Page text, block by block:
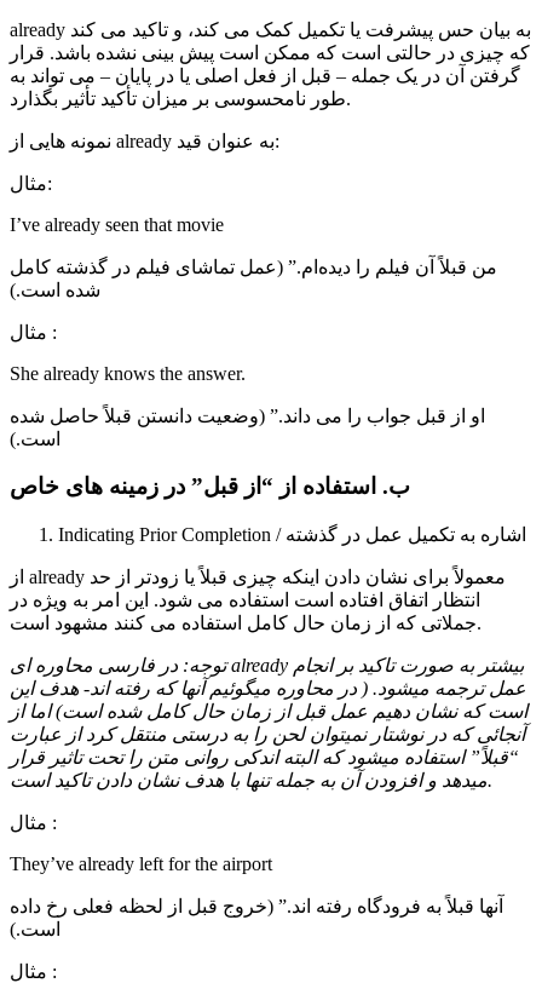
already به بیان حس پیشرفت یا تکمیل کمک می کند، و تاکید می کند
که چیزی در حالتی است که ممکن است پیش بینی نشده باشد. قرار
گرفتن آن در یک جمله – قبل از فعل اصلی یا در پایان – می تواند به
طور نامحسوسی بر میزان تأکید تأثیر بگذارد.
نمونه هایی از already به عنوان قید:
مثال:
I’ve already seen that movie
من قبلاً آن فیلم را دیده‌ام.” (عمل تماشای فیلم در گذشته کامل
شده است.)
مثال :
She already knows the answer.
او از قبل جواب را می داند.” (وضعیت دانستن قبلاً حاصل شده
است.)
ب. استفاده از “از قبل” در زمینه های خاص
Indicating Prior Completion / اشاره به تکمیل عمل در گذشته
از already معمولاً برای نشان دادن اینکه چیزی قبلاً یا زودتر از حد
انتظار اتفاق افتاده است استفاده می شود. این امر به ویژه در
جملاتی که از زمان حال کامل استفاده می کنند مشهود است.
توجه: در فارسی محاوره ایalready
عمل ترجمه میشود. ( در محاوره میگوئیم آنها که رفته اند- هدف این
است که نشان دهیم عمل قبل از زمان حال کامل شده است) اما از
آنجائی که در نوشتار نمیتوان لحن را به درستی منتقل کرد از عبارت
“قبلاً” استفاده میشود که البته اندکی روانی متن را تحت تاثیر قرار
میدهد و افزودن آن به جمله تنها با هدف نشان دادن تاکید است.
مثال :
They’ve already left for the airport
آنها قبلاً به فرودگاه رفته اند.” (خروج قبل از لحظه فعلی رخ داده
است.)
مثال :